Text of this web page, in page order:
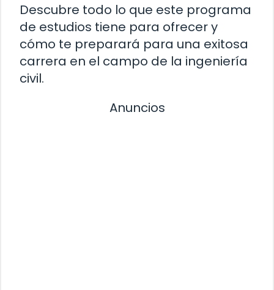
Descubre todo lo que este programa
de estudios tiene para ofrecer y
cómo te preparará para una exitosa
carrera en el campo de la ingeniería
civil.
Anuncios